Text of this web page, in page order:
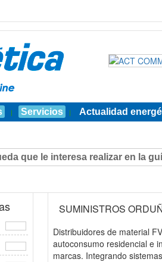
| Servicios | Actualidad
SUMINISTROS
Distribuidores de material
autoconsumo residencial e
marcas. Integrando